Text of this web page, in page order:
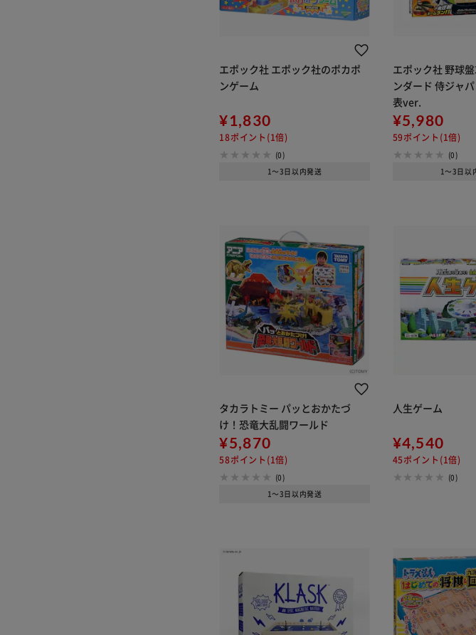
エポック社 エポック社のポカポ
ンゲーム
¥1,830
18ポイント(1倍)
(0)
1～3日以内発送
エポック社 野球
ンダード 侍ジャ
表ver.
¥5,980
59ポイント(1倍)
(0)
1～3日以
タカラトミー パッとおかたづ
け！恐竜大乱闘ワールド
¥5,870
58ポイント(1倍)
(0)
1～3日以内発送
人生ゲーム
¥4,540
45ポイント(1倍)
(0)